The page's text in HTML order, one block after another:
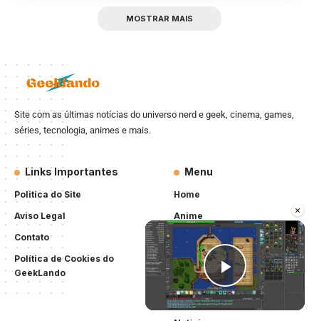
×
Play
MOSTRAR MAIS
Site com as últimas notícias do universo nerd e geek, cinema, games,
séries, tecnologia, animes e mais.
Links Importantes
Politica do Site
Aviso Legal
Contato
Política de Cookies do
GeekLando
Menu
Home
Anime
Cinema
Séries
Games
K-Drama/K-Pop